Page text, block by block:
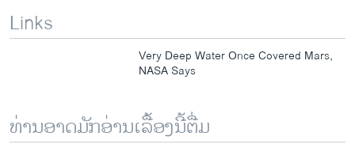
Links
Very Deep Water Once Covered Mars,
NASA Says
ທ່ານອາດມັກອ່ານເລື້ອງນີ້ຕື່ມ